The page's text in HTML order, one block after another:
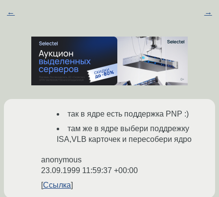
← →
так в ядре есть поддержка PNP :)
там же в ядре выбери поддрежку
ISA,VLB карточек и пересобери ядро
anonymous
23.09.1999 11:59:37 +00:00
Ссылка